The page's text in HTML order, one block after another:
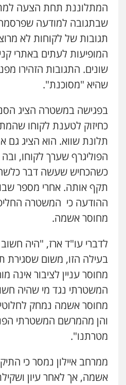
המתלוננת תחת הצעה
שבתגובה למודעה שפרסמה
תגובות של לקוחות לא
המופיעות לעתים באתרי
שונים. התגובות הזהירו
שהיא "מסוכנת".
בפגישה במשטרה הציג
כחיזוק לטענת לקוחו
תלונת שווא. הוא הציג גם
הפוליגרף שערך לקוחו,
כשהכחיש שעשה דבר
תקף אותה. אחרי מספר
ההודעה כי המשטרה
מחוסר אשמה.
לדברי עו"ד ארז, "היה
בעילה הזו, משום שסגירת
מחוסר עניין לציבור אינה
המשטרתי נגד מי שהיה
מחוסר אשמה נמחק
והן מהמרשם המשטרתי
מטרתנו".
ממרחב איילון נמסר כי
אשמה, אך לאחר עיון
ניר קידר – צלם
צילום עורכי דין
דין
רונן הלל –
מחיקת כתבות
0522508109
אחסון אתרים
מהירות הגנה
מקצועיים לעורכי
מרכז התחלה
אסירים עבירות
לעורכי דין
0544500346
מאיה בלום,
טיפול בהתמכרויות
לעורכי דין
עו"ד ד"ר אבי
עבירות כלכליות
עבירות פליליות